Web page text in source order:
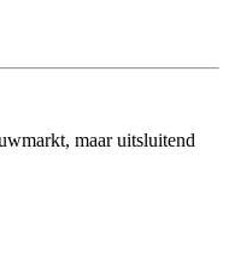
maar uitsluitend